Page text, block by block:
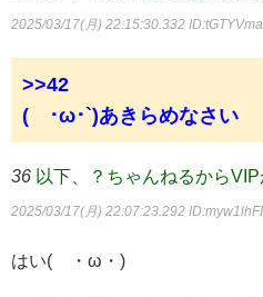
2025/03/17(月) 22:15:30.332
>>42
(´･ω･`)あきらめなさい
36 以下、？ちゃんねるから
2025/03/17(月) 22:07:23.292
はい(´・ω・)